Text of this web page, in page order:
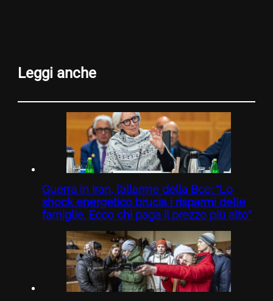
Leggi anche
Guerra in Iran, l’allarme della Bce: “Lo
shock energetico brucia i risparmi delle
famiglie. Ecco chi paga il prezzo più alto”